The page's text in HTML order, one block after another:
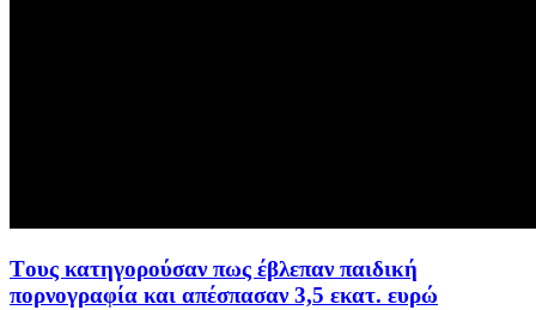
Tους κατηγορούσαν πως έβλεπαν παιδική
πορνογραφία και απέσπασαν 3,5 εκατ. ευρώ